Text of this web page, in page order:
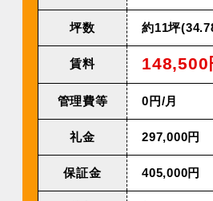
坪数 約11坪
賃料 148,500
管理費等 0円/月
礼金 297,000円
保証金 405,000円